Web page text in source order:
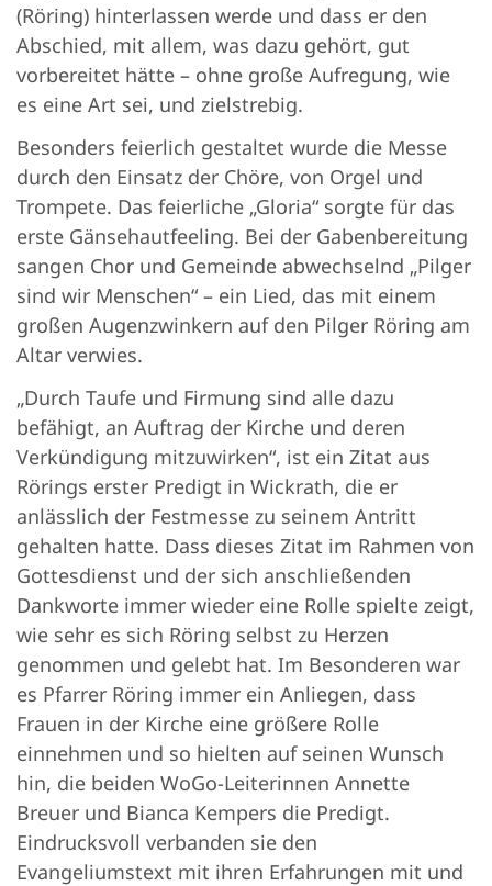
(Röring) hinterlassen werde und dass er den
Abschied, mit allem, was dazu gehört, gut
vorbereitet hätte – ohne große Aufregung, wie
es eine Art sei, und zielstrebig.
Besonders feierlich gestaltet wurde die Messe
durch den Einsatz der Chöre, von Orgel und
Trompete. Das feierliche „Gloria“ sorgte für das
erste Gänsehautfeeling. Bei der Gabenbereitung
sangen Chor und Gemeinde abwechselnd „Pilger
sind wir Menschen“ – ein Lied, das mit einem
großen Augenzwinkern auf den Pilger Röring am
Altar verwies.
„Durch Taufe und Firmung sind alle dazu
befähigt, an Auftrag der Kirche und deren
Verkündigung mitzuwirken“, ist ein Zitat aus
Rörings erster Predigt in Wickrath, die er
anlässlich der Festmesse zu seinem Antritt
gehalten hatte. Dass dieses Zitat im Rahmen von
Gottesdienst und der sich anschließenden
Dankworte immer wieder eine Rolle spielte zeigt,
wie sehr es sich Röring selbst zu Herzen
genommen und gelebt hat. Im Besonderen war
es Pfarrer Röring immer ein Anliegen, dass
Frauen in der Kirche eine größere Rolle
einnehmen und so hielten auf seinen Wunsch
hin, die beiden WoGo-Leiterinnen Annette
Breuer und Bianca Kempers die Predigt.
Eindrucksvoll verbanden sie den
Evangeliumstext mit ihren Erfahrungen mit und